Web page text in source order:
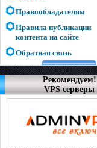
Правообладателям
Правила публикации
контента на сайте
Обратная связь
Рекомендуем!
VPS серверы